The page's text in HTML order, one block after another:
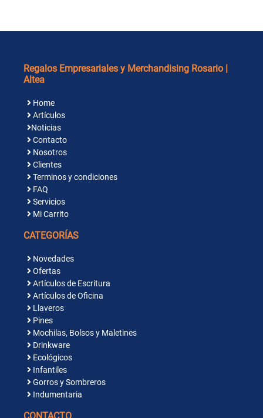
Regalos Empresariales y Merchandising Rosario |
Altea
Home
Artículos
Noticias
Contacto
Nosotros
Clientes
Terminos y condiciones
FAQ
Servicios
Mi Carrito
CATEGORÍAS
Novedades
Ofertas
Artículos de Escritura
Artículos de Oficina
Llaveros
Pines
Mochilas, Bolsos y Maletines
Drinkware
Ecológicos
Infantiles
Gorros y Sombreros
Indumentaria